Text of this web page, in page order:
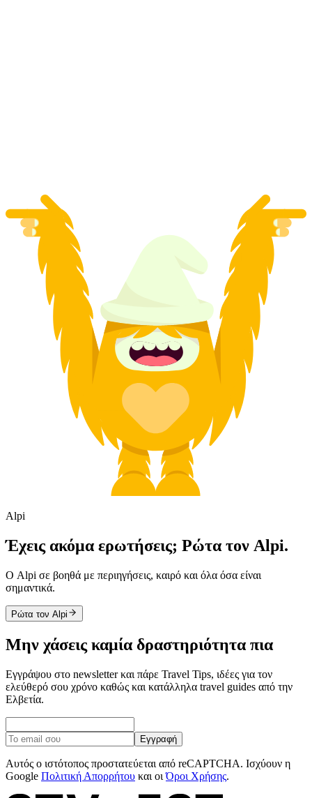
Alpi
Έχεις ακόμα ερωτήσεις; Ρώτα τον Alpi.
Ο Alpi σε βοηθά με περιηγήσεις, καιρό και όλα όσα είναι
σημαντικά.
Ρώτα τον Alpi
Μην χάσεις καμία δραστηριότητα πια
Εγγράψου στο newsletter και πάρε Travel Tips, ιδέες για τον
ελεύθερό σου χρόνο καθώς και κατάλληλα travel guides από την
Ελβετία.
Εγγραφή
Αυτός ο ιστότοπος προστατεύεται από reCAPTCHA. Ισχύουν η
Google Πολιτική Απορρήτου και οιΌροι Χρήσης.